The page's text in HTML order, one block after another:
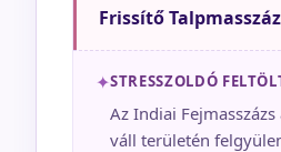
Frissítő
✦STRESSZOLDÓ
Az Indiai
váll területén